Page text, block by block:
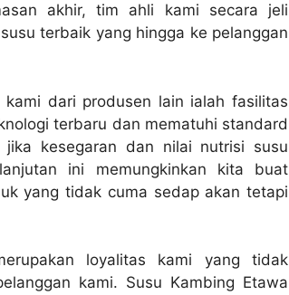
akhir, tim ahli kami secara jeli
terbaik yang hingga ke pelanggan
dari produsen lain ialah fasilitas
terbaru dan mematuhi standard
kesegaran dan nilai nutrisi susu
ini memungkinkan kita buat
yang tidak cuma sedap akan tetapi
loyalitas kami yang tidak
kami. Susu Kambing Etawa